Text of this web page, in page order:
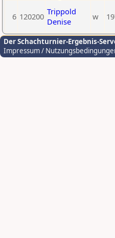
6 120200 Trippold
Denise
w
Der Schachturnier-Ergebnis-
Impressum /